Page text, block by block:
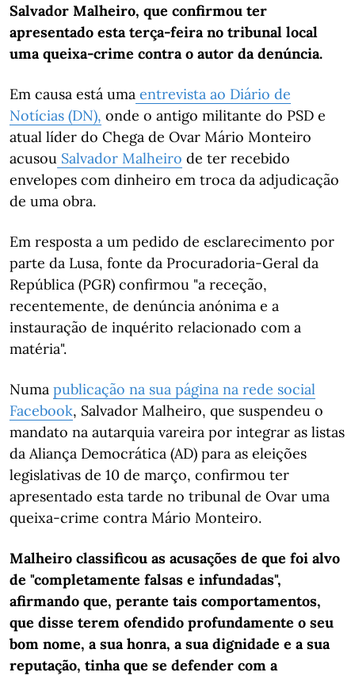
Salvador Malheiro, que confirmou ter
apresentado esta terça-feira no tribunal local
uma queixa-crime contra o autor da denúncia.
Em causa está uma entrevista ao Diário de
Notícias (DN), onde o antigo militante do PSD e
atual líder do Chega de Ovar Mário Monteiro
acusou Salvador Malheiro de ter recebido
envelopes com dinheiro em troca da adjudicação
de uma obra.
Em resposta a um pedido de esclarecimento por
parte da Lusa, fonte da Procuradoria-Geral da
República (PGR) confirmou "a receção,
recentemente, de denúncia anónima e a
instauração de inquérito relacionado com a
matéria".
Numa publicação na sua página na rede social
Facebook, Salvador Malheiro, que suspendeu o
mandato na autarquia vareira por integrar as listas
da Aliança Democrática (AD) para as eleições
legislativas de 10 de março, confirmou ter
apresentado esta tarde no tribunal de Ovar uma
queixa-crime contra Mário Monteiro.
Malheiro classificou as acusações de que foi alvo
de "completamente falsas e infundadas",
afirmando que, perante tais comportamentos,
que disse terem ofendido profundamente o seu
bom nome, a sua honra, a sua dignidade e a sua
reputação, tinha que se defender com a